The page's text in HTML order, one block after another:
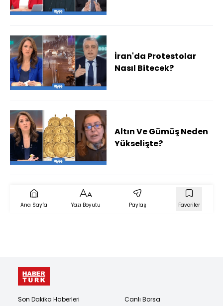
İran'da Protestolar
Nasıl Bitecek?
Altın Ve Gümüş Neden
Yükselişte?
Ana Sayfa Yazı Boyutu Paylaş Favoriler
Son Dakika Haberleri
Canlı Borsa